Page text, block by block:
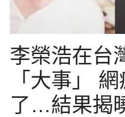
李榮浩在台
「大事」
了…結果揭